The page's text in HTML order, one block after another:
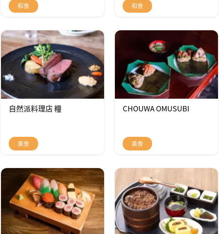
和食 和食
自然派料理店 糧
美食
CHOUWA OMUSUBI
美食